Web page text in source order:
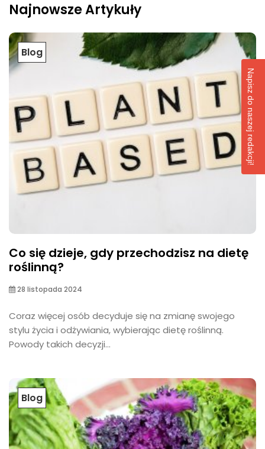
Najnowsze Artykuły
Blog
Co się dzieje, gdy przechodzisz na dietę
roślinną?
28 listopada 2024
Coraz więcej osób decyduje się na zmianę swojego
stylu życia i odżywiania, wybierając dietę roślinną.
Powody takich decyzji...
Blog
Napisz do naszej redakcji!